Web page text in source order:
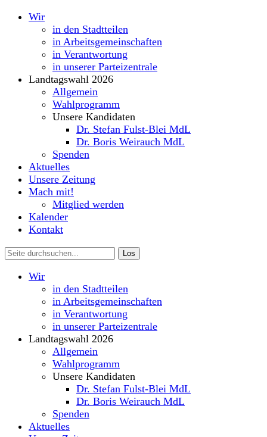
Wir
in den Stadtteilen
in Arbeitsgemeinschaften
in Verantwortung
in unserer Parteizentrale
Landtagswahl 2026
Allgemein
Wahlprogramm
Unsere Kandidaten
Dr. Stefan Fulst-Blei MdL
Dr. Boris Weirauch MdL
Spenden
Aktuelles
Unsere Zeitung
Mach mit!
Mitglied werden
Kalender
Kontakt
Wir
in den Stadtteilen
in Arbeitsgemeinschaften
in Verantwortung
in unserer Parteizentrale
Landtagswahl 2026
Allgemein
Wahlprogramm
Unsere Kandidaten
Dr. Stefan Fulst-Blei MdL
Dr. Boris Weirauch MdL
Spenden
Aktuelles